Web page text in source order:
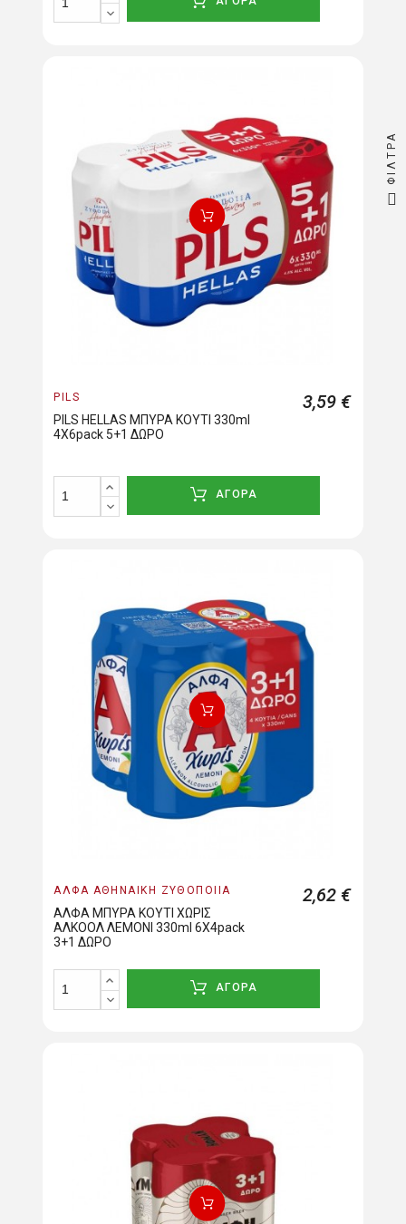
PILS
PILS HELLAS ΜΠΥΡΑ ΚΟΥΤΙ 330ml
4X6pack 5+1 ΔΩΡΟ
3,59 €
ΑΓΟΡΑ
ΑΛΦΑ ΑΘΗΝΑΪΚΗ ΖΥΘΟΠΟΙΪΑ
ΑΛΦΑ ΜΠΥΡΑ ΚΟΥΤΙ ΧΩΡΙΣ
ΑΛΚΟΟΛ ΛΕΜΟΝΙ 330ml 6Χ4pack
3+1 ΔΩΡΟ
2,62 €
ΑΓΟΡΑ
ΦΊΛΤΡΑ